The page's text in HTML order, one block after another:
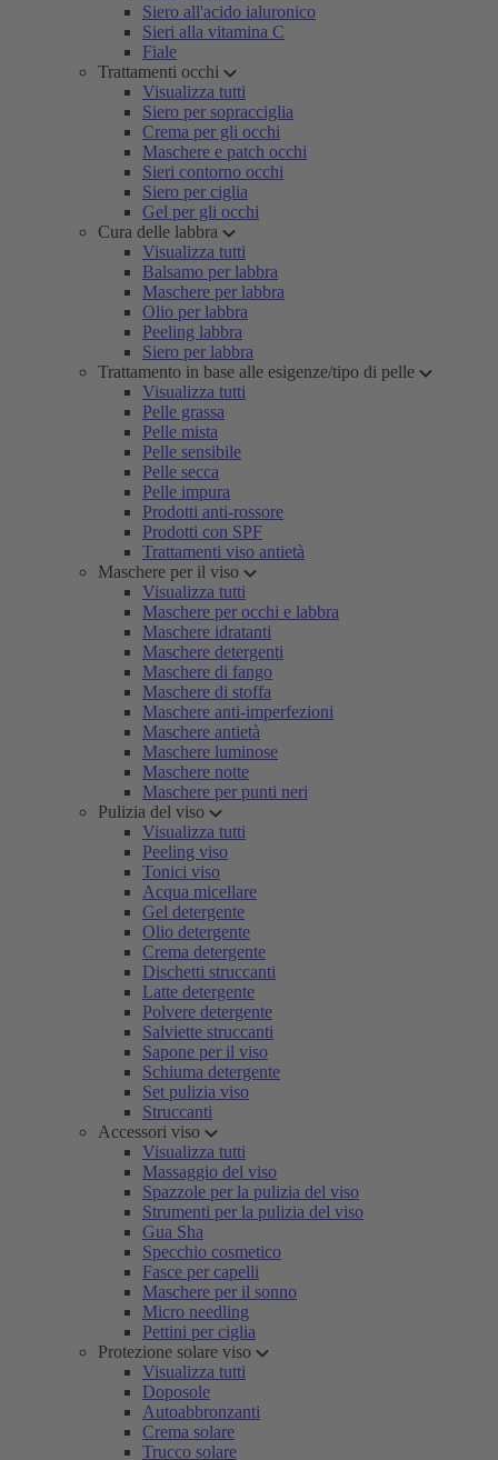
Siero all'acido ialuronico
Sieri alla vitamina C
Fiale
Trattamenti occhi
Visualizza tutti
Siero per sopracciglia
Crema per gli occhi
Maschere e patch occhi
Sieri contorno occhi
Siero per ciglia
Gel per gli occhi
Cura delle labbra
Visualizza tutti
Balsamo per labbra
Maschere per labbra
Olio per labbra
Peeling labbra
Siero per labbra
Trattamento in base alle esigenze/tipo di pelle
Visualizza tutti
Pelle grassa
Pelle mista
Pelle sensibile
Pelle secca
Pelle impura
Prodotti anti-rossore
Prodotti con SPF
Trattamenti viso antietà
Maschere per il viso
Visualizza tutti
Maschere per occhi e labbra
Maschere idratanti
Maschere detergenti
Maschere di fango
Maschere di stoffa
Maschere anti-imperfezioni
Maschere antietà
Maschere luminose
Maschere notte
Maschere per punti neri
Pulizia del viso
Visualizza tutti
Peeling viso
Tonici viso
Acqua micellare
Gel detergente
Olio detergente
Crema detergente
Dischetti struccanti
Latte detergente
Polvere detergente
Salviette struccanti
Sapone per il viso
Schiuma detergente
Set pulizia viso
Struccanti
Accessori viso
Visualizza tutti
Massaggio del viso
Spazzole per la pulizia del viso
Strumenti per la pulizia del viso
Gua Sha
Specchio cosmetico
Fasce per capelli
Maschere per il sonno
Micro needling
Pettini per ciglia
Protezione solare viso
Visualizza tutti
Doposole
Autoabbronzanti
Crema solare
Trucco solare